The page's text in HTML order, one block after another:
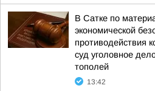
В Сатке по
экономической
противодействия
суд уголовное
тополей
13:42